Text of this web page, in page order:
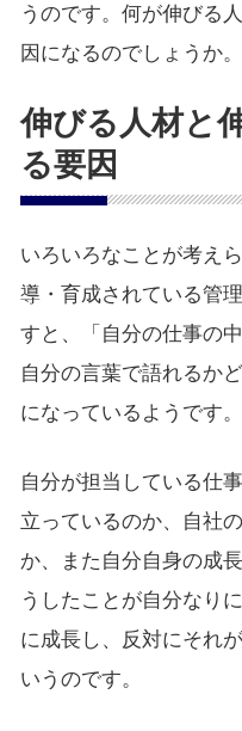
うのです。何が伸びる
因になるのでしょうか。
伸びる人材と
る要因
いろいろなことが考え
導・育成されている管
すと、「自分の仕事の
自分の言葉で語れるか
になっているようです。
自分が担当している仕
立っているのか、自社
か、また自分自身の成
うしたことが自分なり
に成長し、反対にそれ
いうのです。